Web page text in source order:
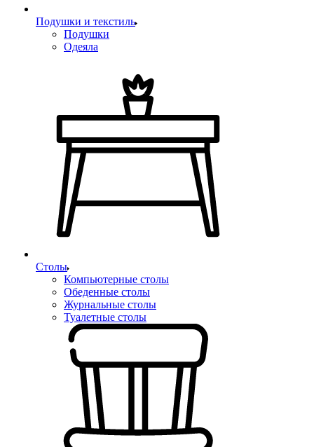
Подушки и текстиль
Подушки
Одеяла
Столы
Компьютерные столы
Обеденные столы
Журнальные столы
Туалетные столы